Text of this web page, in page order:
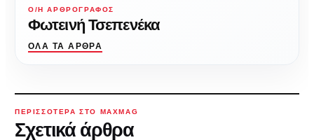
Ο/Η ΑΡΘΡΟΓΡΆΦΟΣ
Φωτεινή Τσεπενέκα
ΌΛΑ ΤΑ ΆΡΘΡΑ
ΠΕΡΙΣΣΌΤΕΡΑ ΣΤΟ MAXMAG
Σχετικά άρθρα